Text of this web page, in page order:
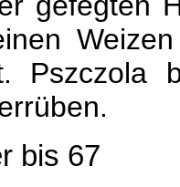
Pszczola
bis 67